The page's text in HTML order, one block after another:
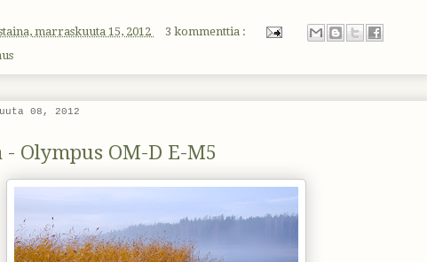
marraskuuta 15, 2012
3 kommenttia :
08, 2012
Olympus OM-D E-M5